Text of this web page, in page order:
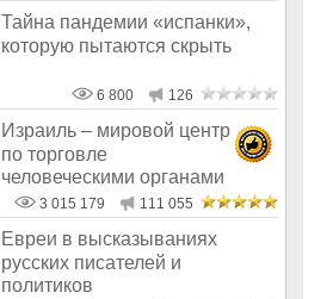
Тайна пандемии «испанки»,
которую пытаются скрыть
6 800 126
Израиль – мировой центр
по торговле
человеческими органами
3 015 179 111 055
Евреи в высказываниях
русских писателей и
политиков